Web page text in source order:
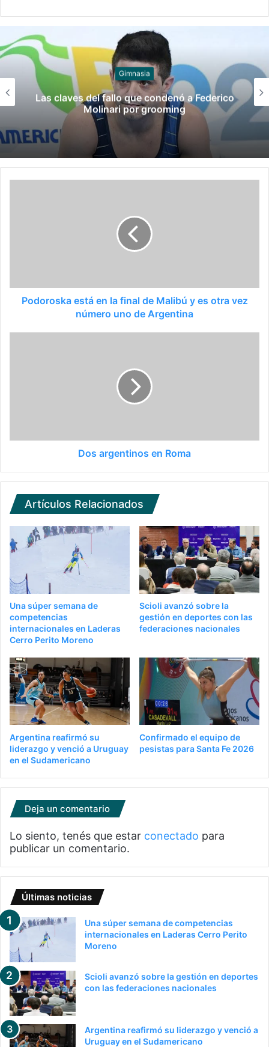
Juegos
Late el Sur: la canción de los Juegos
Suramericanos compuesta por mujeres
Podoroska está en la final de Malibú y es otra vez
número uno de Argentina
Dos argentinos en Roma
Artículos Relacionados
Una súper semana de
competencias
internacionales en Laderas
Cerro Perito Moreno
Scioli avanzó sobre la
gestión en deportes con las
federaciones nacionales
Argentina reafirmó su
liderazgo y venció a Uruguay
en el Sudamericano
Confirmado el equipo de
pesistas para Santa Fe 2026
Deja un comentario
Lo siento, tenés que estar conectado para
publicar un comentario.
Últimas noticias
Una súper semana de competencias
internacionales en Laderas Cerro Perito
Moreno
Scioli avanzó sobre la gestión en deportes
con las federaciones nacionales
Argentina reafirmó su liderazgo y venció a
Uruguay en el Sudamericano